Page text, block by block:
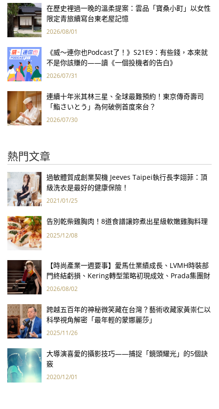
在歷史裡過一晚的溫柔提案：雲品「寶桑小町」以女性
限定青旅續寫台東老屋記憶
2026/08/01
《威～連你也Podcast了！》S21E9：有些錢，本來就
不是你該賺的——讀《一個投機者的告白》
2026/07/31
連續十年米其林三星、全球最難預約！東京傳奇壽司
「鮨さいとう」為何破例首度來台？
2026/07/30
熱門文章
過敏體質成創業契機 Jeeves Taipei執行長李翊菲：頂
級洗衣是最好的健康保險！
2021/01/25
告別乾柴雞胸肉！8道食譜讓妳煮出星級軟嫩雞胸料理
2025/12/08
【時尚產業一週要事】愛馬仕業績成長、LVMH時裝部
門終結虧損、Kering轉型策略初現成效、Prada集團財
報亮眼
2026/08/02
跨越五百年的神秘微笑藏在台灣？藝術收藏家黃崇仁以
科學視角解密「最年輕的蒙娜麗莎」
2025/11/26
大導演喜愛的攝影技巧——捕捉「鏡頭耀光」的5個訣
竅
2020/12/01